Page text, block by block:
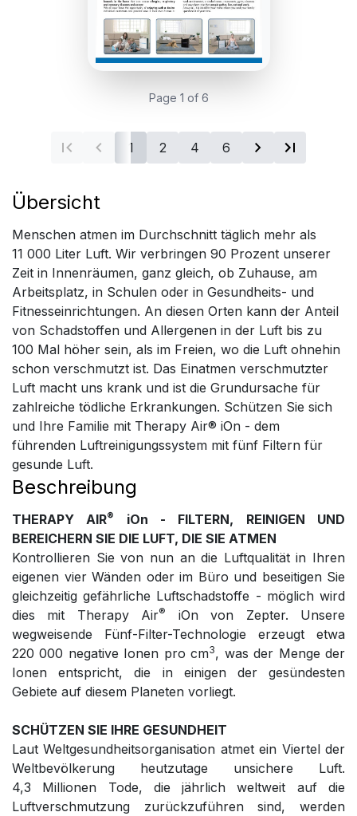
Page 1 of 6
1 2 4 6
Übersicht
Menschen atmen im Durchschnitt täglich mehr als
11 000 Liter Luft. Wir verbringen 90 Prozent unserer
Zeit in Innenräumen, ganz gleich, ob Zuhause, am
Arbeitsplatz, in Schulen oder in Gesundheits- und
Fitnesseinrichtungen. An diesen Orten kann der Anteil
von Schadstoffen und Allergenen in der Luft bis zu
100 Mal höher sein, als im Freien, wo die Luft ohnehin
schon verschmutzt ist. Das Einatmen verschmutzter
Luft macht uns krank und ist die Grundursache für
zahlreiche tödliche Erkrankungen. Schützen Sie sich
und Ihre Familie mit Therapy Air® iOn - dem
führenden Luftreinigungssystem mit fünf Filtern für
gesunde Luft.
Beschreibung
THERAPY AIR®
iOn - FILTERN, REINIGEN UND
BEREICHERN SIE DIE LUFT, DIE SIE ATMEN
Kontrollieren Sie von nun an die Luftqualität in Ihren
eigenen vier Wänden oder im Büro und beseitigen Sie
gleichzeitig gefährliche Luftschadstoffe - möglich wird
dies mit Therapy Air®
iOn von Zepter. Unsere
wegweisende Fünf-Filter-Technologie erzeugt etwa
220 000 negative Ionen pro cm3, was der Menge der
Ionen entspricht, die in einigen der gesündesten
Gebiete auf diesem Planeten vorliegt.
SCHÜTZEN SIE IHRE GESUNDHEIT
Laut Weltgesundheitsorganisation atmet ein Viertel der
Weltbevölkerung heutzutage unsichere Luft.
4,3 Millionen Tode, die jährlich weltweit auf die
Luftverschmutzung zurückzuführen sind, werden